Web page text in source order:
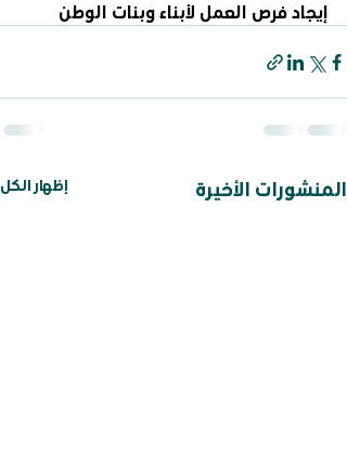
إيجاد فرص العمل لأبناء وبنات الوطن
المنشورات الأخيرة إظهار الكل